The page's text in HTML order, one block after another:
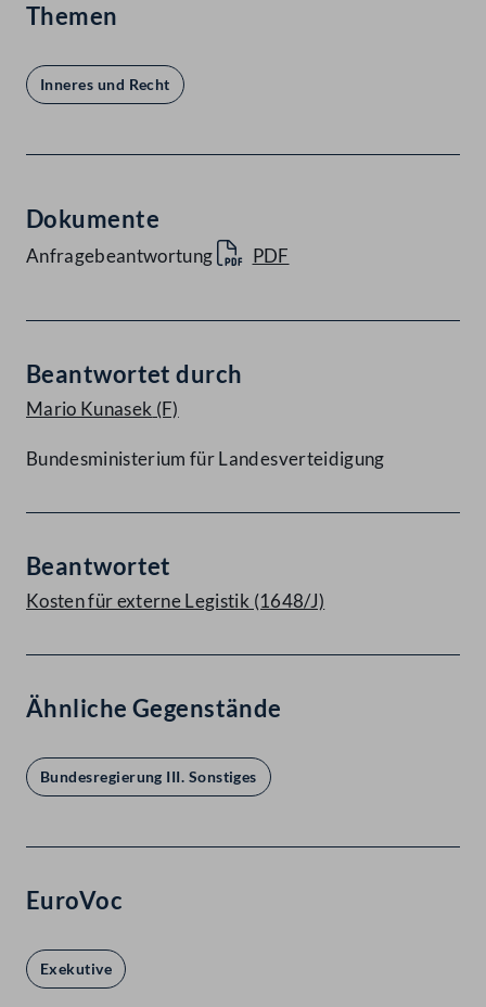
Themen
Inneres und Recht
Dokumente
Anfragebeantwortung PDF
Beantwortet durch
Mario Kunasek (F)
Bundesministerium für Landesverteidigung
Beantwortet
Kosten für externe Legistik (1648/J)
Ähnliche Gegenstände
Bundesregierung III. Sonstiges
EuroVoc
Exekutive